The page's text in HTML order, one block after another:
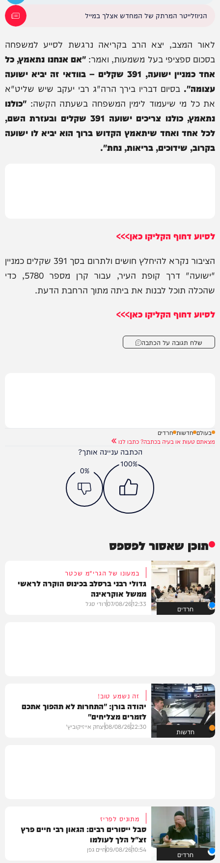
הניוזלייטר המרתק של המחדש אצלך במייל
לאור המצב, יצא הרב בקריאה נרגשת לסייע למשפחה
בסכום ספציפי בעל משמעות, ואמר:"אם אנחנו נתאמץ, כל
אחד כמניין ישועה, 391 שקלים – בוודאי זה יביא ישועה
עצומה". בסיום דבריו בירך הרה"ג רבי יעקב שיש שליט"א
את כל מי שיעמוד לימין המשפחה בשעתה הקשה: "כולנו
נתאמץ, כולנו צריכים ישועה 391 שקלים ובעזרת השם,
לכל אחד ואחד שיתאמץ הקדוש ברוך הוא יביא לו ישועה
בקרוב, שידוכים, בריאות, נחת".
לסיוע דחוף הקליקו כאן>>>
הציבור נקרא להיחלץ חושים ולתרום בסך 391 שקלים כמניין
"ישועה" דרך קופת העיר, עבור קרן מספר 5780, כדי
שהכלה תוכל לבנות את ביתה מתוך הרחבת הדעת.
לסיוע דחוף הקליקו כאן>>>
שלח תגובה על הכתבה
בעולם חדשות חרדים
מצאתם טעות או בעיה בכתבה? כתבו לנו
הכתבה עניינה אותך?
100%
0%
תוכן שאסור לפספס
חרדים
במעונו של הגרי"מ שכטר
גדולי רבני ברסלב בכינוס הוקרה לראשי
ממשל אוקראינה
12:33
07/08/26דודי סגל
חדשות
זה נשמע טוב!
יהודה בורן: "התחרות לא תהפוך אתכם
לזמרים מצליחים"
22:30
08/08/26יצחק אייזיקוביץ'
חרדים
מתוניס לפריז
סבל ייסורים רבים: הגאון רבי חיים פרץ
זצ"ל הלך לעולמו
10:54
09/08/26חיים גפן